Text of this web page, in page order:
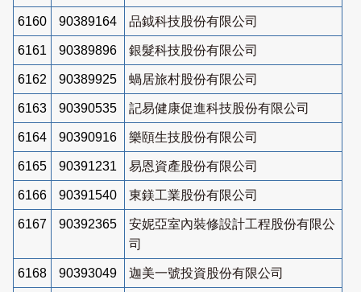
6160 90389164 品鉞科技股份有限公司
6161 90389896 銀髮科技股份有限公司
6162 90389925 蝸居旅村股份有限公司
6163 90390535 記易健康促進科技股份有限公司
6164 90390916 樂頤生技股份有限公司
6165 90391231 易恩資產股份有限公司
6166 90391540 東鎂工業股份有限公司
6167 90392365
安妮亞室內裝修設計工程股份有限公
司
6168 90393049 迦美一號投資股份有限公司